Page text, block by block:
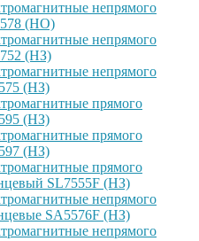
непрямого
(НО)
непрямого
(НЗ)
непрямого
(НЗ)
прямого
(НЗ)
прямого
(НЗ)
прямого
SL7555F (НЗ)
непрямого
SA5576F (НЗ)
непрямого